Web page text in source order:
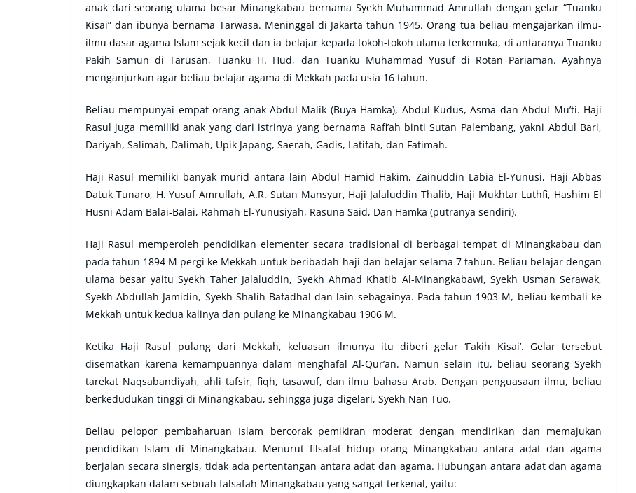
anak dari seorang ulama besar Minangkabau bernama Syekh Muhammad Amrullah dengan gelar “Tuanku
Kisai” dan ibunya bernama Tarwasa. Meninggal di Jakarta tahun 1945. Orang tua beliau mengajarkan ilmu-
ilmu dasar agama Islam sejak kecil dan ia belajar kepada tokoh-tokoh ulama terkemuka, di antaranya Tuanku
Pakih Samun di Tarusan, Tuanku H. Hud, dan Tuanku Muhammad Yusuf di Rotan Pariaman. Ayahnya
menganjurkan agar beliau belajar agama di Mekkah pada usia 16 tahun.
Beliau mempunyai empat orang anak Abdul Malik (Buya Hamka), Abdul Kudus, Asma dan Abdul Mu’ti. Haji
Rasul juga memiliki anak yang dari istrinya yang bernama Rafi’ah binti Sutan Palembang, yakni Abdul Bari,
Dariyah, Salimah, Dalimah, Upik Japang, Saerah, Gadis, Latifah, dan Fatimah.
Haji Rasul memiliki banyak murid antara lain Abdul Hamid Hakim, Zainuddin Labia El-Yunusi, Haji Abbas
Datuk Tunaro, H. Yusuf Amrullah, A.R. Sutan Mansyur, Haji Jalaluddin Thalib, Haji Mukhtar Luthfi, Hashim El
Husni Adam Balai-Balai, Rahmah El-Yunusiyah, Rasuna Said, Dan Hamka (putranya sendiri).
Haji Rasul memperoleh pendidikan elementer secara tradisional di berbagai tempat di Minangkabau dan
pada tahun 1894 M pergi ke Mekkah untuk beribadah haji dan belajar selama 7 tahun. Beliau belajar dengan
ulama besar yaitu Syekh Taher Jalaluddin, Syekh Ahmad Khatib Al-Minangkabawi, Syekh Usman Serawak,
Syekh Abdullah Jamidin, Syekh Shalih Bafadhal dan lain sebagainya. Pada tahun 1903 M, beliau kembali ke
Mekkah untuk kedua kalinya dan pulang ke Minangkabau 1906 M.
Ketika Haji Rasul pulang dari Mekkah, keluasan ilmunya itu diberi gelar ‘Fakih Kisai’. Gelar tersebut
disematkan karena kemampuannya dalam menghafal Al-Qur’an. Namun selain itu, beliau seorang Syekh
tarekat Naqsabandiyah, ahli tafsir, fiqh, tasawuf, dan ilmu bahasa Arab. Dengan penguasaan ilmu, beliau
berkedudukan tinggi di Minangkabau, sehingga juga digelari, Syekh Nan Tuo.
Beliau pelopor pembaharuan Islam bercorak pemikiran moderat dengan mendirikan dan memajukan
pendidikan Islam di Minangkabau. Menurut filsafat hidup orang Minangkabau antara adat dan agama
berjalan secara sinergis, tidak ada pertentangan antara adat dan agama. Hubungan antara adat dan agama
diungkapkan dalam sebuah falsafah Minangkabau yang sangat terkenal, yaitu: